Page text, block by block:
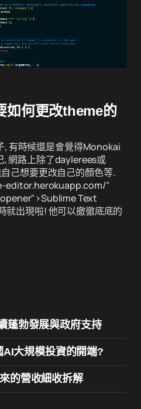
如何更改theme的
有時候還是會覺得Monokai
網路上除了daylerees或
己想要更改自己的顏色等.
"
Text
出現啦! 他可以撤徹底底的
蓬勃發展與政府支持
AI大規模投資的開端?
的營收細收拆解